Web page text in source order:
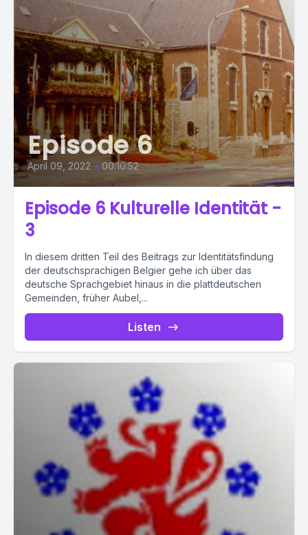
Episode 6
April 09, 2022 • 00:10:52
Episode 6 Kulturelle Identität -
3
In diesem dritten Teil des Beitrags zur Identitätsfindung
der deutschsprachigen Belgier gehe ich über das
deutsche Sprachgebiet hinaus in die plattdeutschen
Gemeinden, früher Aubel,...
Listen